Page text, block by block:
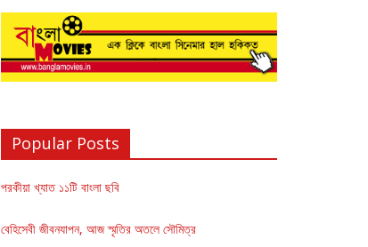
Popular Posts
পরকীয়া খ্যাত ১১টি বাংলা ছবি
বেহিসেবী জীবনযাপন, আজ স্মৃতির অতলে সৌমিত্র